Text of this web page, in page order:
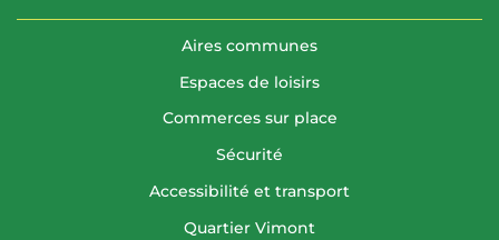
Aires communes
Espaces de loisirs
Commerces sur place
Sécurité
Accessibilité et transport
Quartier Vimont